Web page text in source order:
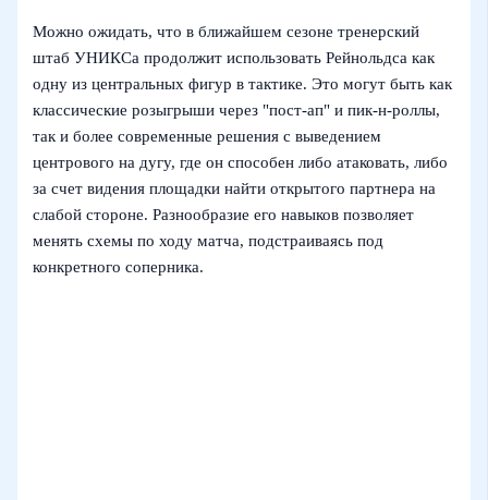
Можно ожидать, что в ближайшем сезоне тренерский
штаб УНИКСа продолжит использовать Рейнольдса как
одну из центральных фигур в тактике. Это могут быть как
классические розыгрыши через "пост-ап" и пик-н-роллы,
так и более современные решения с выведением
центрового на дугу, где он способен либо атаковать, либо
за счет видения площадки найти открытого партнера на
слабой стороне. Разнообразие его навыков позволяет
менять схемы по ходу матча, подстраиваясь под
конкретного соперника.